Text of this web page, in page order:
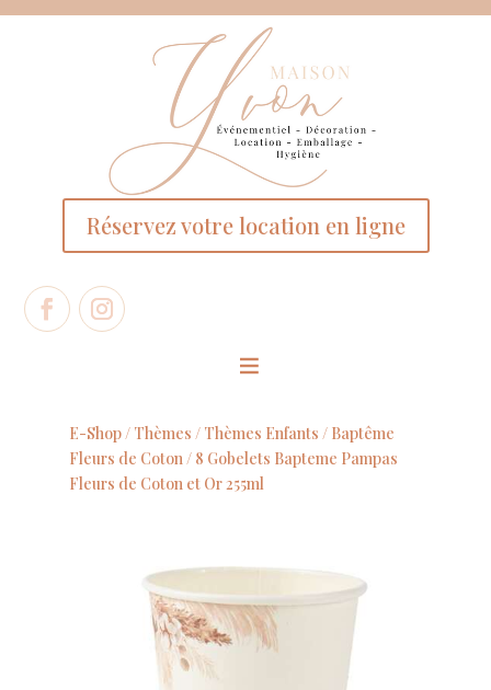
Réservez votre location en ligne
E-Shop / Thèmes / Thèmes Enfants / Baptême
Fleurs de Coton/ 8 Gobelets Bapteme Pampas
Fleurs de Coton et Or 255ml
Panneau de gestion des cookies